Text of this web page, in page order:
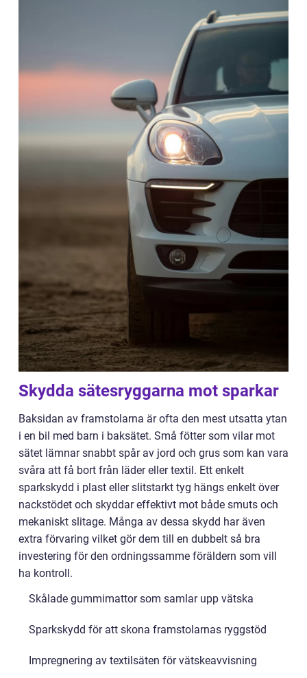
Skydda sätesryggarna mot sparkar
Baksidan av framstolarna är ofta den mest utsatta ytan
i en bil med barn i baksätet. Små fötter som vilar mot
sätet lämnar snabbt spår av jord och grus som kan vara
svåra att få bort från läder eller textil. Ett enkelt
sparkskydd i plast eller slitstarkt tyg hängs enkelt över
nackstödet och skyddar effektivt mot både smuts och
mekaniskt slitage. Många av dessa skydd har även
extra förvaring vilket gör dem till en dubbelt så bra
investering för den ordningssamme föräldern som vill
ha kontroll.
Skålade gummimattor som samlar upp vätska
Sparkskydd för att skona framstolarnas ryggstöd
Impregnering av textilsäten för vätskeavvisning